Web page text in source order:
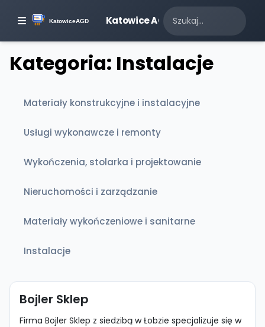
Katowice AGD
Kategoria: Instalacje
Materiały konstrukcyjne i instalacyjne
Usługi wykonawcze i remonty
Wykończenia, stolarka i projektowanie
Nieruchomości i zarządzanie
Materiały wykończeniowe i sanitarne
Instalacje
Bojler Sklep
Firma Bojler Sklep z siedzibą w Łobzie specjalizuje się w